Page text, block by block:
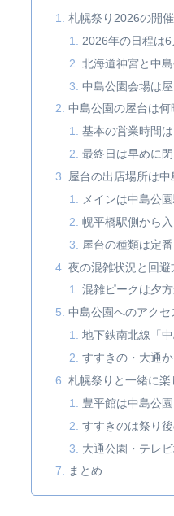
札幌祭り2026の開
2026年の日程は
北海道神宮と中
中島公園会場は
中島公園の屋台は
基本の営業時間
最終日は早めに
屋台の出店場所は中
メインは中島公
幌平橋駅側から
屋台の種類は定
夜の混雑状況と回避
混雑ピークは夕
中島公園へのアクセ
地下鉄南北線「
すすきの・大通
札幌祭りと一緒に
豊平館は中島公
すすきのは祭り
大通公園・テレ
まとめ